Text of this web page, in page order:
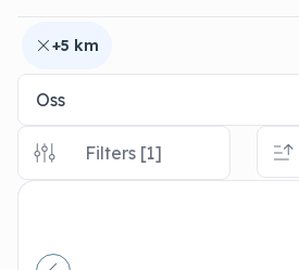
+5 km
Filters [1]